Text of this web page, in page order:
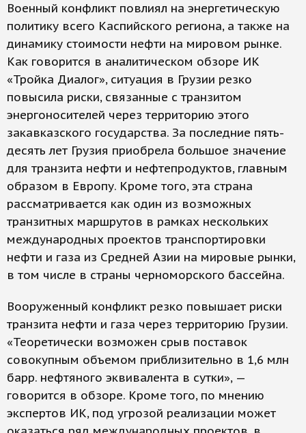
Военный конфликт повлиял на энергетическую
политику всего Каспийского региона, а также на
динамику стоимости нефти на мировом рынке.
Как говорится в аналитическом обзоре ИК
«Тройка Диалог», ситуация в Грузии резко
повысила риски, связанные с транзитом
энергоносителей через территорию этого
закавказского государства. За последние пять-
десять лет Грузия приобрела большое значение
для транзита нефти и нефтепродуктов, главным
образом в Европу. Кроме того, эта страна
рассматривается как один из возможных
транзитных маршрутов в рамках нескольких
международных проектов транспортировки
нефти и газа из Средней Азии на мировые рынки,
в том числе в страны черноморского бассейна.
Вооруженный конфликт резко повышает риски
транзита нефти и газа через территорию Грузии.
«Теоретически возможен срыв поставок
совокупным объемом приблизительно в 1,6 млн
барр. нефтяного эквивалента в сутки», —
говорится в обзоре. Кроме того, по мнению
экспертов ИК, под угрозой реализации может